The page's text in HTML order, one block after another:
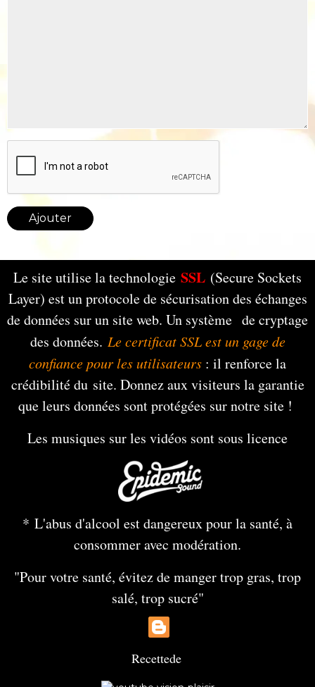
Ajouter
Le site utilise la technologie SSL (Secure Sockets
Layer) est un protocole de sécurisation des échanges
de données sur un site web. Un système de cryptage
des données. Le certificat SSL est un gage de
confiance pour les utilisateurs : il renforce la
crédibilité du site. Donnez aux visiteurs la garantie
que leurs données sont protégées sur notre site !
Les musiques sur les vidéos sont sous licence
* L'abus d'alcool est dangereux pour la santé, à
consommer avec modération.
"Pour votre santé, évitez de manger trop gras, trop
salé, trop sucré"
Recettede